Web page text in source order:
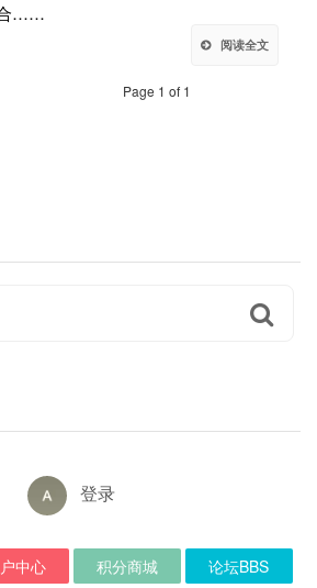
合……
阅读全文
Page 1 of 1
登录
中心 积分商城 论坛BBS